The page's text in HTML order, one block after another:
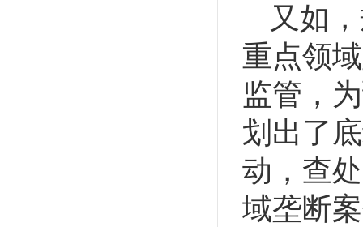
又如
重点领
监管，
划出了
动，查
域垄断